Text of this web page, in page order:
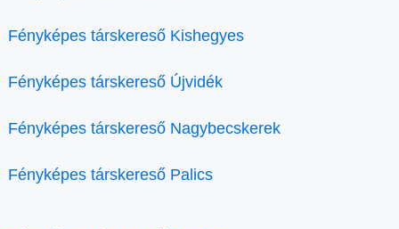
Fényképes társkereső Kishegyes
Fényképes társkereső Újvidék
Fényképes társkereső Nagybecskerek
Fényképes társkereső Palics